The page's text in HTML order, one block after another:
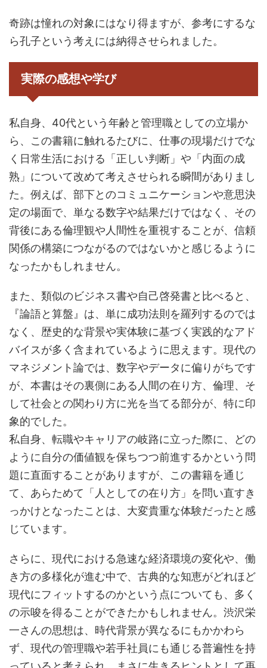
奇跡は憧れの対象にはなり得ますが、参考にするな
ら孔子という考えには納得させられました。
実際の感想や学び
私自身、40代という年齢と管理職としての立場か
ら、この書籍に触れるたびに、仕事の現場だけでな
く日常生活における「正しい判断」や「内面の成
熟」について改めて考えさせられる瞬間がありまし
た。例えば、部下とのコミュニケーションや意思決
定の場面で、単なる数字や結果だけではなく、その
背後にある倫理観や人間性を重視することが、信頼
関係の構築につながるのではないかと感じるように
なったかもしれません。
また、類似のビジネス書や自己啓発書と比べると、
『論語と算盤』は、単に成功法則を羅列するのでは
なく、歴史的な背景や実体験に基づく実践的なアド
バイスが多く含まれているように思えます。現代の
マネジメント論では、数字やデータに偏りがちです
が、本書はその裏側にある人間の在り方、倫理、そ
して社会との関わり方に光を当てる部分が、特に印
象的でした。
私自身、転職やキャリアの岐路に立った際に、どの
ように自分の価値観を保ちつつ前進するかという問
題に直面することがありますが、この書籍を通じ
て、あらためて「人としての在り方」を問い直すき
っかけとなったことは、大変貴重な体験だったと感
じています。
さらに、現代における急速な経済環境の変化や、働
き方の多様化が進む中で、古典的な知恵がどれほど
現代にフィットするのかという点についても、多く
の示唆を得ることができたかもしれません。渋沢栄
一さんの思想は、時代背景が異なるにもかかわら
ず、現代の管理職や若手社員にも通じる普遍性を持